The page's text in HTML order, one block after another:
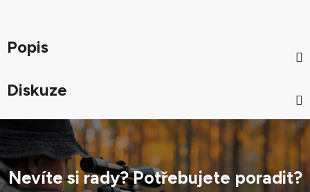
Popis
Diskuze
Nevíte si rady? Potřebujete poradit?